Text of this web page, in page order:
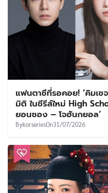
แฟนตาซีที่รอคอย! ‘คิมเซ
มิติ ในซีรีส์ใหม่ High
ยอนซอง – โจฮันกยอล’
BykorseriesOn31/07/2026